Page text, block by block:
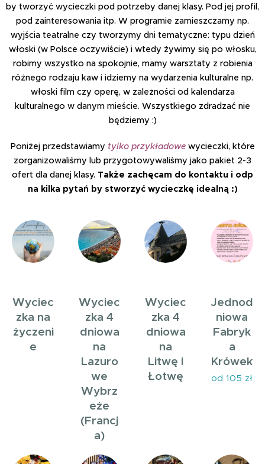
by tworzyć wycieczki pod potrzeby danej klasy. Pod jej profil,
pod zainteresowania itp. W programie zamieszczamy np.
wyjścia teatralne czy tworzymy dni tematyczne: typu dzień
włoski (w Polsce oczywiście) i wtedy żywimy się po włosku,
robimy wszystko na spokojnie, mamy warsztaty z robienia
różnego rodzaju kaw i idziemy na wydarzenia kulturalne np.
włoski film czy operę, w zależności od kalendarza
kulturalnego w danym mieście. Wszystkiego zdradzać nie
będziemy :)
Poniżej przedstawiamy tylko przykładowe wycieczki, które
zorganizowaliśmy lub przygotowywaliśmy jako pakiet 2-3
ofert dla danej klasy. Także zachęcam do kontaktu i odp
na kilka pytań by stworzyć wycieczkę idealną :)
Wyciec
zka na
życzeni
e
Wyciec
zka 4
dniowa
na
Lazuro
we
Wybrz
eże
(Francj
a)
Wyciec
zka 4
dniowa
na
Litwę i
Łotwę
Jednod
niowa
Fabryk
a
Krówek
od 105 zł